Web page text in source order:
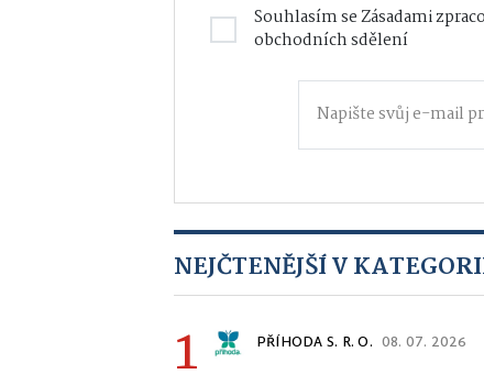
Souhlasím seZásadami
obchodních sdělení
NEJČTENĚJŠÍ V
1 PŘÍHODA S. R. O. 08. 07. 2026